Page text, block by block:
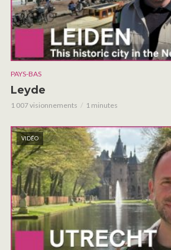
PAYS-BAS
Leyde
1 007 visionnements 1 minutes
VIDÉO